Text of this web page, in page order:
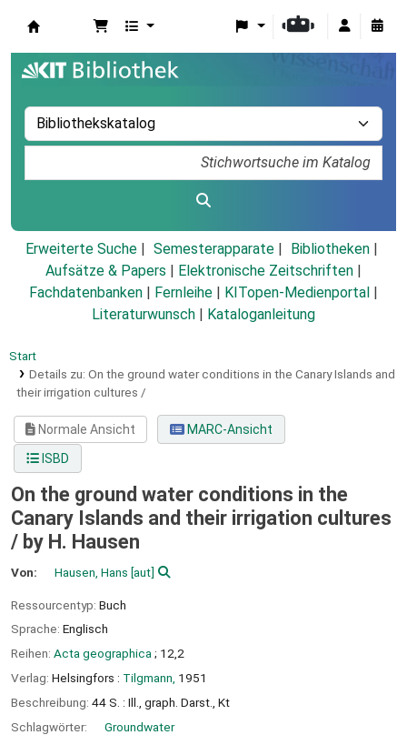
Erweiterte Suche Semesterapparate
Bibliotheken
Aufsätze & Papers
Elektronische Zeitschriften
Fachdatenbanken
Fernleihe KITopen-Medienportal
Literaturwunsch
Kataloganleitung
Start
Details zu: On the ground water conditions in the Canary Islands and
their irrigation cultures /
Normale Ansicht
MARC-Ansicht
ISBD
On the ground water conditions in the
Canary Islands and their irrigation cultures
/ by H. Hausen
Von: Hausen, Hans [aut]
Ressourcentyp: Buch
Sprache: Englisch
Reihen: Acta geographica ; 12,2
Verlag: Helsingfors : Tilgmann, 1951
Beschreibung: 44 S. : Ill., graph. Darst., Kt
Schlagwörter:
Groundwater